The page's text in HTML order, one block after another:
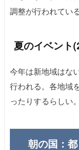
調整が行われている
夏のイベント
今年は新地域はな
行われる。各地域
ったりするらしい。
朝の国：